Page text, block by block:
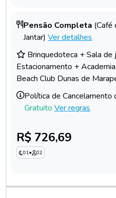
Pensão Completa (Café
Jantar) Ver detalhes
Brinquedoteca + Sala
Estacionamento +
Beach Club Dunas de
Política de Cancelamento
Gratuito Ver regras
R$ 726,69
01• 02